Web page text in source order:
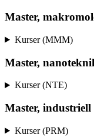
Master,
Kurser (MMM)
Master,
Kurser (NTE)
Master,
Kurser (PRM)